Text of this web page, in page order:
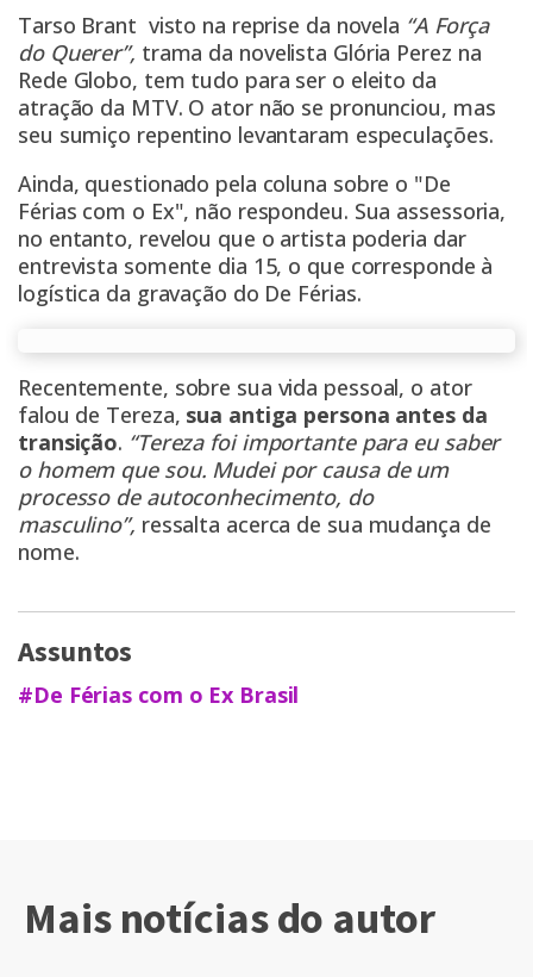
Tarso Brant visto na reprise da novela “A Força
do Querer”, trama da novelista Glória Perez na
Rede Globo, tem tudo para ser o eleito da
atração da MTV. O ator não se pronunciou, mas
seu sumiço repentino levantaram especulações.
Ainda, questionado pela coluna sobre o "De
Férias com o Ex", não respondeu. Sua assessoria,
no entanto, revelou que o artista poderia dar
entrevista somente dia 15, o que corresponde à
logística da gravação do De Férias.
Recentemente, sobre sua vida pessoal, o ator
falou de Tereza, sua antiga persona antes da
transição. “Tereza foi importante para eu saber
o homem que sou. Mudei por causa de um
processo de autoconhecimento, do
masculino”, ressalta acerca de sua mudança de
nome.
Assuntos
#De Férias com o Ex Brasil
Mais notícias do autor